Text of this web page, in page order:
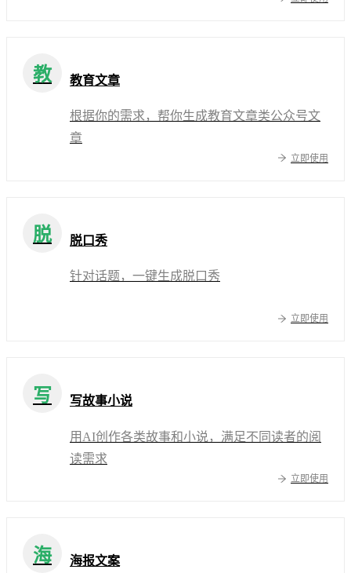
教 教育文章
根据你的需求，帮你生成教育文章类公众号文
章
立即使用
脱 脱口秀
针对话题，一键生成脱口秀
立即使用
写 写故事小说
用AI创作各类故事和小说，满足不同读者的阅
读需求
立即使用
海 海报文案